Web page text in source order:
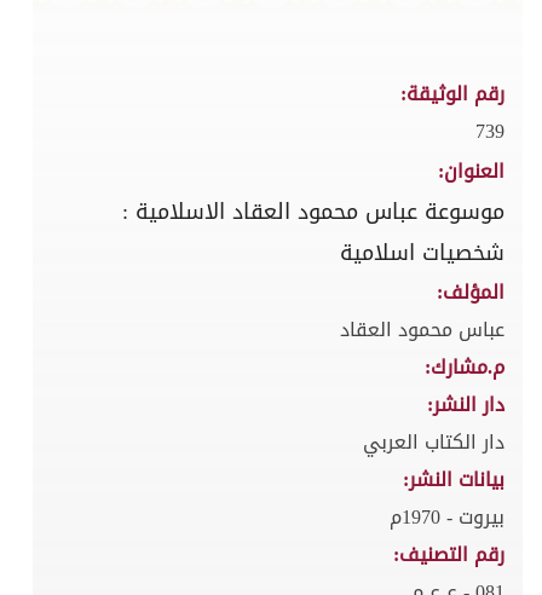
رقم الوثيقة:
739
العنوان:
موسوعة عباس محمود العقاد الاسلامية :
شخصيات اسلامية
المؤلف:
عباس محمود العقاد
م.مشارك:
دار النشر:
دار الكتاب العربي
بيانات النشر:
بيروت - 1970م
رقم التصنيف: